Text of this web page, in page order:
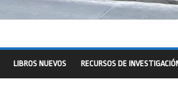
LIBROS NUEVOS RECURSOS DE